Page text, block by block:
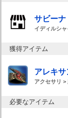
サビーナ
イディルシ
獲得アイテム
アレキ
アクセサリ >
必要なアイテム